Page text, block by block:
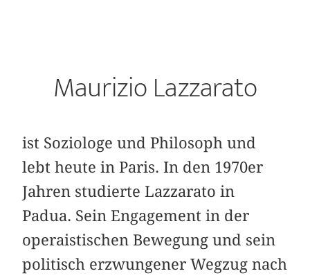
Maurizio Lazzarato
ist Soziologe und Philosoph und
lebt heute in Paris. In den 1970er
Jahren studierte Lazzarato in
Padua. Sein Engagement in der
operaistischen Bewegung und sein
politisch erzwungener Wegzug nach